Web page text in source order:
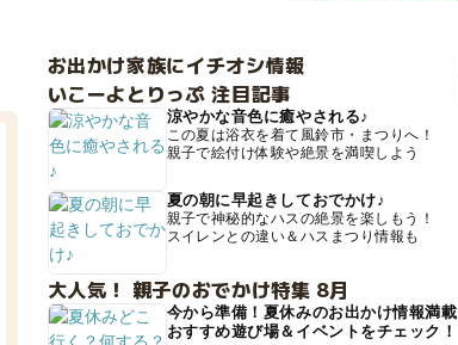
お出かけ家族にイチオシ情報
いこーよとりっぷ 注目記事
涼やかな音色に癒やされる♪
この夏は浴衣を着て風鈴市・まつりへ！
親子で絵付け体験や絶景を満喫しよう
夏の朝に早起きしておでかけ♪
親子で神秘的なハスの絶景を楽しもう！
スイレンとの違い＆ハスまつり情報も
大人気！ 親子のおでかけ特集 8月
今から準備！夏休みのお出かけ情報満載
おすすめ遊び場＆イベントをチェック！